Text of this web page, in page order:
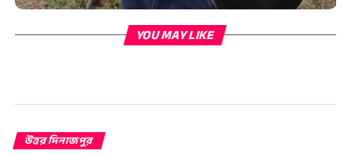
YOU MAY LIKE
উত্তর দিনাজপুর